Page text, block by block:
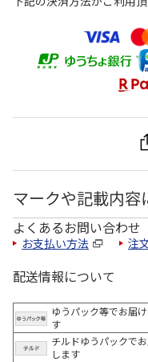
マークや記載内容
よくあるお問い合わせ
お支払い方法 注
配送情報について
ゆうパック等でお届
す
チルドゆうパックで
します